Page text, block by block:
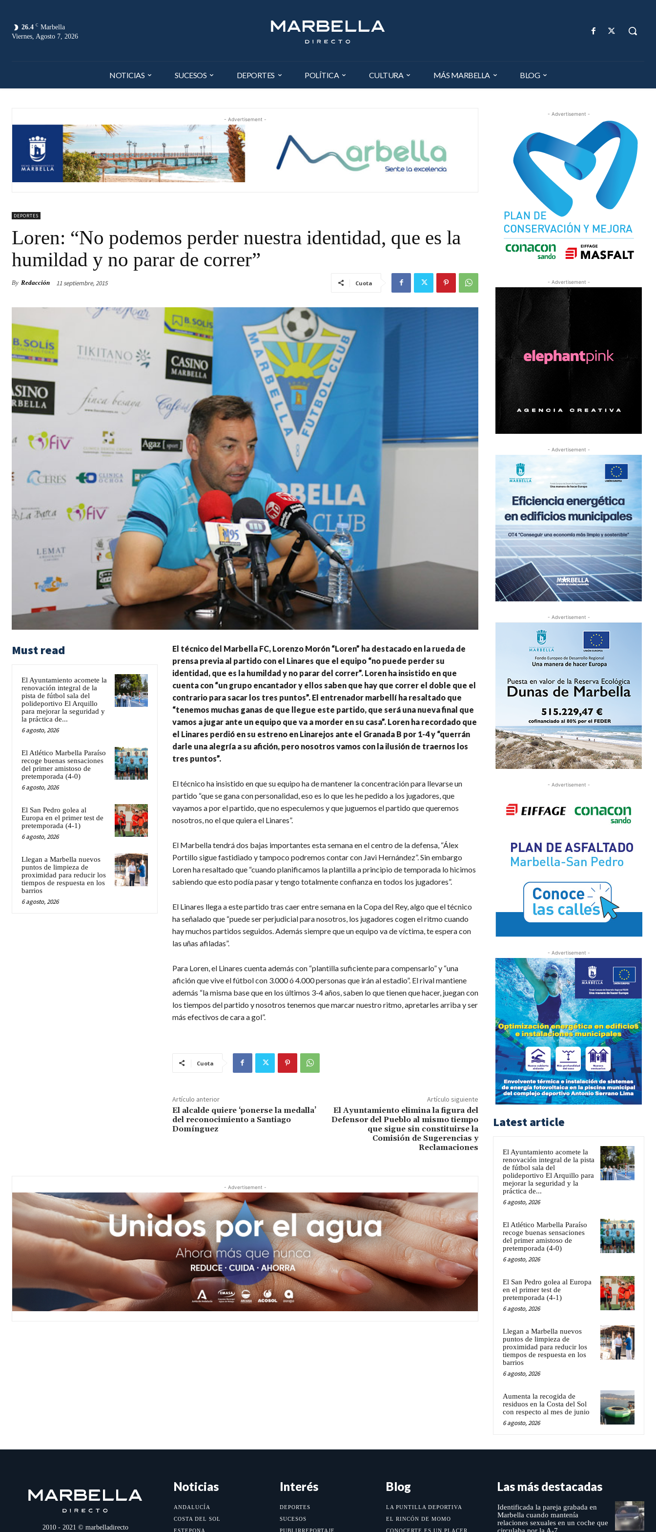
26.4 C Marbella
Viernes, Agosto 7, 2026
NOTICIAS SUCESOS DEPORTES POLÍTICA CULTURA MÁS MARBELLA BLOG
- Advertisement -
DEPORTES
Loren: “No podemos perder nuestra identidad, que es la
humildad y no parar de correr”
By Redacción 11 septiembre, 2015 Cuota
Must read
El Ayuntamiento acomete la
renovación integral de la
pista de fútbol sala del
polideportivo El Arquillo
para mejorar la seguridad y
la práctica de...
6 agosto, 2026
El Atlético Marbella Paraíso
recoge buenas sensaciones
del primer amistoso de
pretemporada (4-0)
6 agosto, 2026
El San Pedro golea al
Europa en el primer test de
pretemporada (4-1)
6 agosto, 2026
Llegan a Marbella nuevos
puntos de limpieza de
proximidad para reducir los
tiempos de respuesta en los
barrios
6 agosto, 2026
El técnico del Marbella FC, Lorenzo Morón “Loren” ha destacado en la rueda de
prensa previa al partido con el Linares que el equipo “no puede perder su
identidad, que es la humildad y no parar del correr”. Loren ha insistido en que
cuenta con “un grupo encantador y ellos saben que hay que correr el doble que el
contrario para sacar los tres puntos”. El entrenador marbellí ha resaltado que
“tenemos muchas ganas de que llegue este partido, que será una nueva final que
vamos a jugar ante un equipo que va a morder en su casa”. Loren ha recordado que
el Linares perdió en su estreno en Linarejos ante el Granada B por 1-4 y “querrán
darle una alegría a su afición, pero nosotros vamos con la ilusión de traernos los
tres puntos”.
El técnico ha insistido en que su equipo ha de mantener la concentración para llevarse un
partido “que se gana con personalidad, eso es lo que les he pedido a los jugadores, que
vayamos a por el partido, que no especulemos y que juguemos el partido que queremos
nosotros, no el que quiera el Linares”.
El Marbella tendrá dos bajas importantes esta semana en el centro de la defensa, “Álex
Portillo sigue fastidiado y tampoco podremos contar con Javi Hernández”. Sin embargo
Loren ha resaltado que “cuando planificamos la plantilla a principio de temporada lo hicimos
sabiendo que esto podía pasar y tengo totalmente confianza en todos los jugadores”.
El Linares llega a este partido tras caer entre semana en la Copa del Rey, algo que el técnico
ha señalado que “puede ser perjudicial para nosotros, los jugadores cogen el ritmo cuando
hay muchos partidos seguidos. Además siempre que un equipo va de víctima, te espera con
las uñas afiladas”.
Para Loren, el Linares cuenta además con “plantilla suficiente para compensarlo” y “una
afición que vive el fútbol con 3.000 ó 4.000 personas que irán al estadio”. El rival mantiene
además “la misma base que en los últimos 3-4 años, saben lo que tienen que hacer, juegan con
los tiempos del partido y nosotros tenemos que marcar nuestro ritmo, apretarles arriba y ser
más efectivos de cara a gol”.
Cuota
Artículo anterior
El alcalde quiere ‘ponerse la medalla’
del reconocimiento a Santiago
Domínguez
Artículo siguiente
El Ayuntamiento elimina la figura del
Defensor del Pueblo al mismo tiempo
que sigue sin constituirse la
Comisión de Sugerencias y
Reclamaciones
- Advertisement -
- Advertisement -
- Advertisement -
- Advertisement -
- Advertisement -
- Advertisement -
- Advertisement -
Latest article
El Ayuntamiento acomete la
renovación integral de la pista
de fútbol sala del
polideportivo El Arquillo para
mejorar la seguridad y la
práctica de...
6 agosto, 2026
El Atlético Marbella Paraíso
recoge buenas sensaciones
del primer amistoso de
pretemporada (4-0)
6 agosto, 2026
El San Pedro golea al Europa
en el primer test de
pretemporada (4-1)
6 agosto, 2026
Llegan a Marbella nuevos
puntos de limpieza de
proximidad para reducir los
tiempos de respuesta en los
barrios
6 agosto, 2026
Aumenta la recogida de
residuos en la Costa del Sol
con respecto al mes de junio
6 agosto, 2026
2010 - 2021 © marbelladirecto
Noticias
ANDALUCÍA
COSTA DEL SOL
ESTEPONA
Interés
DEPORTES
SUCESOS
PUBLIRREPORTAJE
Blog
LA PUNTILLA DEPORTIVA
EL RINCÓN DE MOMO
CONOCERTE ES UN PLACER
Las más destacadas
Identificada la pareja grabada en
Marbella cuando mantenía
relaciones sexuales en un coche que